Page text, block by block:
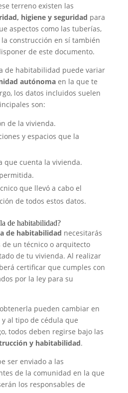
terreno existen las
higiene y seguridad para
aspectos como las tuberías,
construcción en sí también
de este documento.
de habitabilidad puede variar
autónomaen la que te
los datos incluidos suelen
son:
de la vivienda.
y espacios que la
que cuenta la vivienda.
que llevó a cabo el
de todos estos datos.
de habitabilidad?
de habitabilidad necesitarás
un técnico o arquitecto
de tu vivienda. Al realizar
certificar que cumples con
por la ley para su
pueden cambiar en
al tipo de cédula que
todos deben regirse bajo las
y habitabilidad.
ser enviado a las
de la comunidad en la que
los responsables de